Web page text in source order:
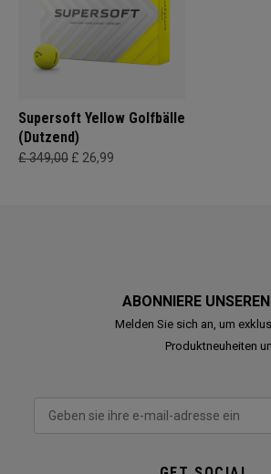
Supersoft Yellow Golfbälle
(Dutzend)
£ 349,00 £ 26,99
ABONNIERE
Melden Sie sich an, um
Produktneuheiten